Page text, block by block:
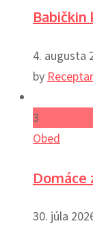
4. augusta
by
3
Obed
Domáce
30. júla